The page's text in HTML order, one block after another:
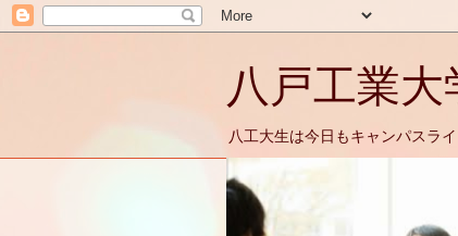
八戸工業
八工大生は今日もキャンパスラ